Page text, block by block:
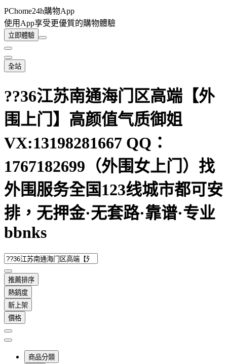
PChome24h購物App
使用App享受更優質的購物體驗
立即體驗
全站
??36江苏南通海门区高端【外
围上门】高颜值气质御姐
VX:13198281667 QQ：
1767182699（外围女上门）找
外围服务全国123线城市都可安
排，无押金·无套路·靠谱·专业
bbnks
推薦排序
熱銷度
新上架
價格
商品分類